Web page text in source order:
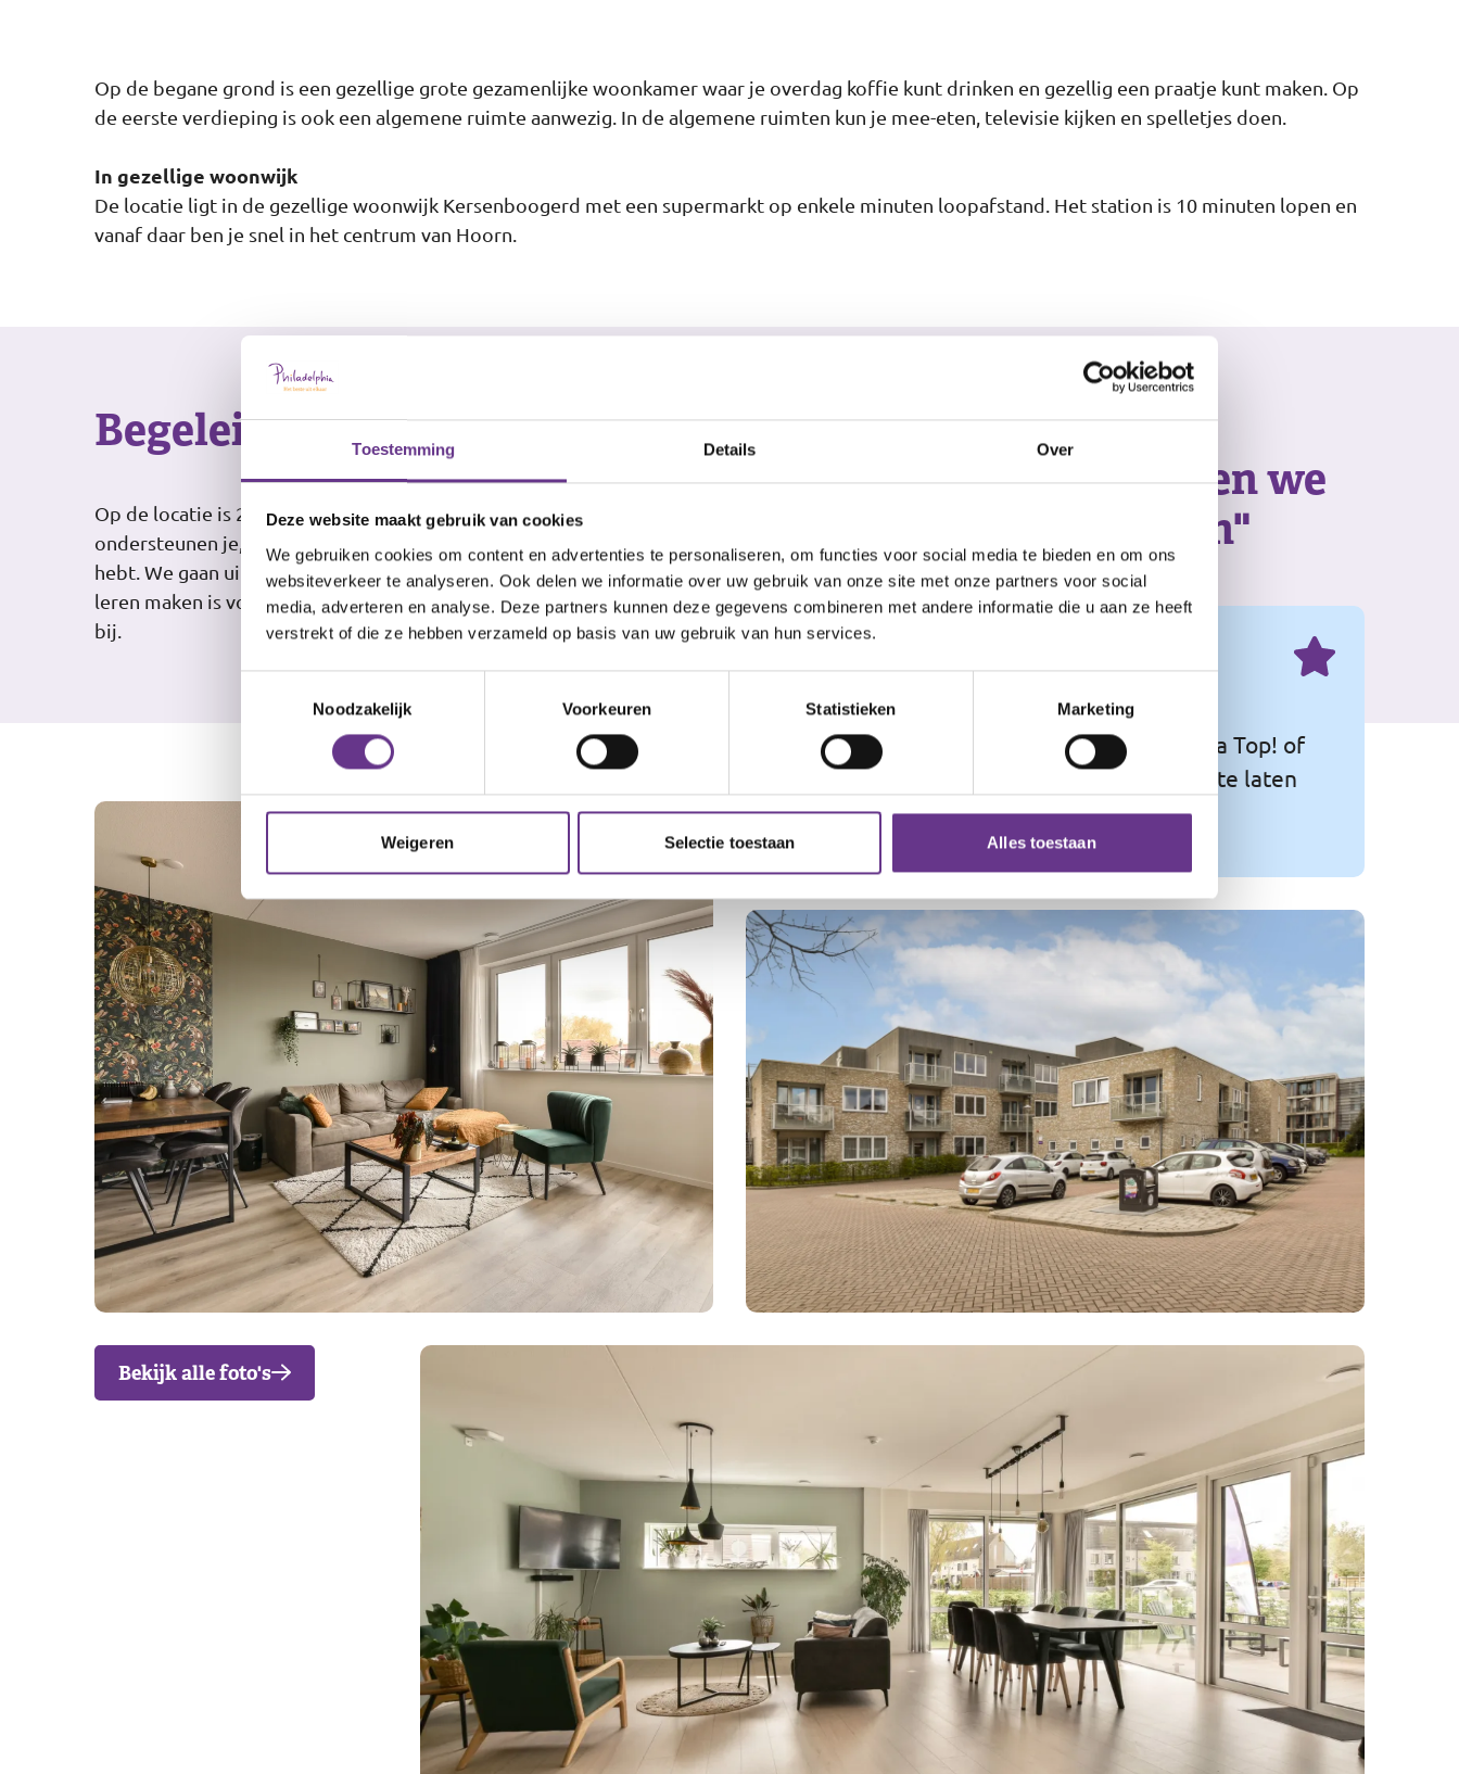
Toestemming Details Over
Deze website maakt gebruik van cookies
We gebruiken cookies om content en advertenties te personaliseren, om functies voor social media te bieden en om ons
websiteverkeer te analyseren. Ook delen we informatie over uw gebruik van onze site met onze partners voor social
media, adverteren en analyse. Deze partners kunnen deze gegevens combineren met andere informatie die u aan ze heeft
verstrekt of die ze hebben verzameld op basis van uw gebruik van hun services.
Noodzakelijk
Voorkeuren Statistieken Marketing
Weigeren Selectie toestaan Alles toestaan
Op de begane grond is een gezellige grote gezamenlijke woonkamer waar je overdag koffie kunt drinken en gezellig een praatje kunt maken. Op
de eerste verdieping is ook een algemene ruimte aanwezig. In de algemene ruimten kun je mee-eten, televisie kijken en spelletjes doen.
In gezellige woonwijk
De locatie ligt in de gezellige woonwijk Kersenboogerd met een supermarkt op enkele minuten loopafstand. Het station is 10 minuten lopen en
vanaf daar ben je snel in het centrum van Hoorn.
Begeleiding
Op de locatie is 24 uur per dag begeleiding aanwezig. Wij
ondersteunen je, je eigen leven te leiden, zoals jij het zelf voor ogen
hebt. We gaan uit van jouw wensen en mogelijkheden. Eigen keuzes
leren maken is voor ieder mens belangrijk. Daar helpen we je graag
bij.
"Jouw hulpvragen zetten we
om in doelen en dromen"
94,1%
van de cliënten geeft aan dat Philadelphia Top! of
Goed helpt om hen het beste uit zichzelf te laten
halen'.
Bekijk alle foto's